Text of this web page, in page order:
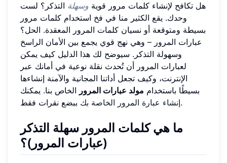
هل تكافح لإنشاء كلمات مرور قوية وسهلة التذكر؟ لست
وحدك. يقع الكثير منا في فخ استخدام كلمات مرور
بسيطة ومتوقعة أو نسيان كلمات المرور المعقدة. الحل؟
عبارات المرور – وهي نهج قوي يجمع بين الأمان الراسخ
وسهولة التذكر. سيوضح لك هذا الدليل كيف يمكن
لعبارات المرور أن تُحدث نقلة نوعية في أمانك عبر
الإنترنت، وكيف تجعل أداتنا المجانية والآمنة إنشاءها
بسيطًا باستخدام مولد عبارات المرور الخاص بنا. يمكنك
إنشاء عبارة المرور الخاصة بكببضع نقرات فقط.
ما هي كلمات المرور سهلة التذكر
(عبارات المرور)؟